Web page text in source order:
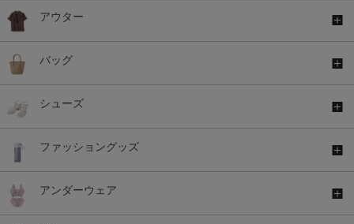
アウター
バッグ
シューズ
ファッショングッズ
アンダーウェア